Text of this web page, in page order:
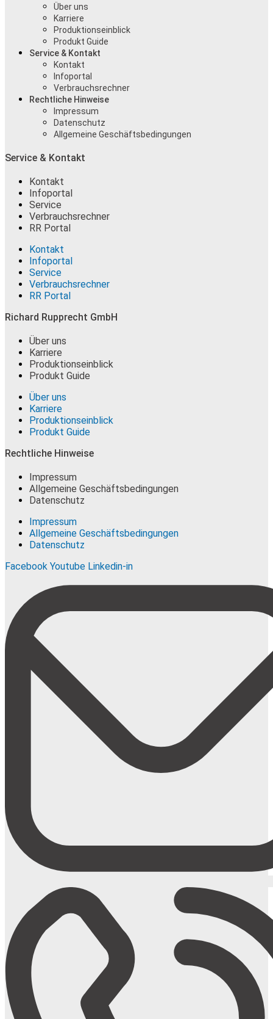
Über uns
Karriere
Produktionseinblick
Produkt Guide
Service & Kontakt
Kontakt
Infoportal
Verbrauchsrechner
Rechtliche Hinweise
Impressum
Datenschutz
Allgemeine Geschäftsbedingungen
Service & Kontakt
Kontakt
Infoportal
Service
Verbrauchsrechner
RR Portal
Kontakt
Infoportal
Service
Verbrauchsrechner
RR Portal
Richard Rupprecht GmbH
Über uns
Karriere
Produktionseinblick
Produkt Guide
Über uns
Karriere
Produktionseinblick
Produkt Guide
Rechtliche Hinweise
Impressum
Allgemeine Geschäftsbedingungen
Datenschutz
Impressum
Allgemeine Geschäftsbedingungen
Datenschutz
Facebook Youtube Linkedin-in